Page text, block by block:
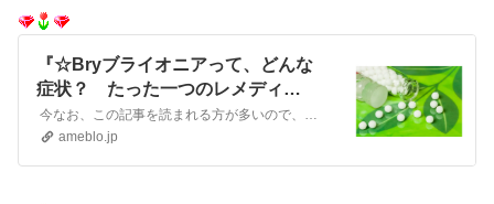
『☆Bryブライオニアって、どんな
症状？ たった一つのレメディ
で！？』
今なお、この記事を読まれる方が多いので、再度、この記事を挙げてみます。今現在は、下記ほどの強い・多い症状の方はいらっしゃいませんが、咳が続いたり、下記の中の…
ameblo.jp